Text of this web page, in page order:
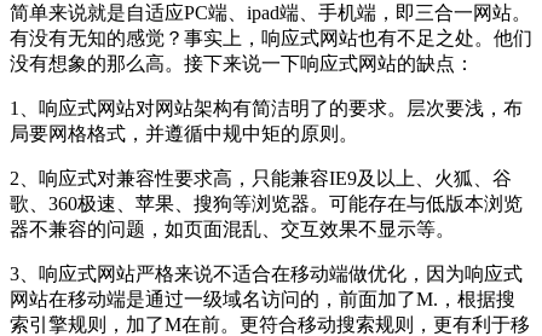
简单来说就是自适应PC端、ipad端、手机端，即三合一网站。
有没有无知的感觉？事实上，响应式网站也有不足之处。他们
没有想象的那么高。接下来说一下响应式网站的缺点：
1、响应式网站对网站架构有简洁明了的要求。层次要浅，布
局要网格格式，并遵循中规中矩的原则。
2、响应式对兼容性要求高，只能兼容IE9及以上、火狐、谷
歌、360极速、苹果、搜狗等浏览器。可能存在与低版本浏览
器不兼容的问题，如页面混乱、交互效果不显示等。
3、响应式网站严格来说不适合在移动端做优化，因为响应式
网站在移动端是通过一级域名访问的，前面加了M.，根据搜
索引擎规则，加了M在前。更符合移动搜索规则，更有利于移